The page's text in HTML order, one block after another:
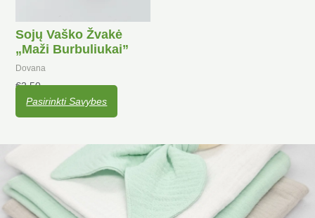
Sojų Vaško Žvakė
„Maži Burbuliukai”
Dovana
€2.50
Pasirinkti Savybes